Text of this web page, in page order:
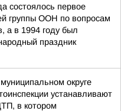
состоялось первое
группы ООН по вопросам
а в 1994 году был
праздник
округе
устанавливают
в котором